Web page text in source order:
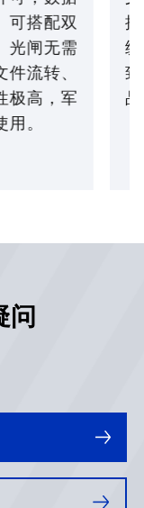
可搭配双
光闸无需
流转、
极高，军
。
问